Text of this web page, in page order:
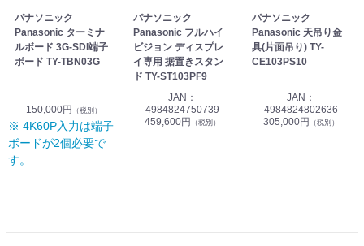
パナソニック
Panasonic ターミナ
ルボード 3G-SDI端子
ボード TY-TBN03G
150,000円 （税別）
※ 4K60P入力は端子
ボードが2個必要で
す。
パナソニック
Panasonic フルハイ
ビジョン ディスプレ
イ専用 据置きスタン
ド TY-ST103PF9
JAN：
4984824750739
459,600円
（税別）
パナソニック
Panasonic 天吊り金
具(片面吊り) TY-
CE103PS10
JAN：
4984824802636
305,000円
（税別）